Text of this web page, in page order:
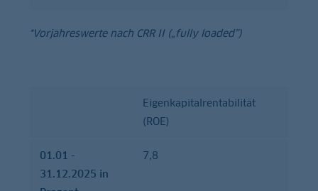
*Vorjahreswerte nach CRR II („fully loaded”)
01.01 -
31.12.2025
in Prozent
01.01. –
Eigenkapitalrentabilität
(ROE)
01.01 -
31.12.2025 in
7,8